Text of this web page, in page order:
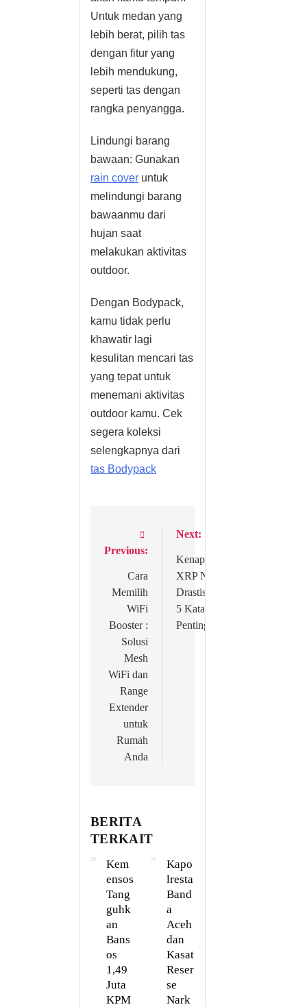
Untuk medan yang
lebih berat, pilih tas
dengan fitur yang
lebih mendukung,
seperti tas dengan
rangka penyangga.
Lindungi barang
bawaan: Gunakan
rain cover untuk
melindungi barang
bawaanmu dari
hujan saat
melakukan aktivitas
outdoor.
Dengan Bodypack,
kamu tidak perlu
khawatir lagi
kesulitan mencari tas
yang tepat untuk
menemani aktivitas
outdoor kamu. Cek
segera koleksi
selengkapnya dari
tas Bodypack
navigation
Previous:
Cara
Memilih
WiFi
Booster :
Solusi
Mesh
WiFi dan
Range
Extender
untuk
Rumah
Anda
Next:
Kenapa
XRP Naik
Drastis? Ini
5 Katalis
Pentingnya!
BERITA
TERKAIT
Kem
ensos
Tang
guhk
an
Bans
os
1,49
Juta
KPM
Kapo
lresta
Band
a
Aceh
dan
Kasat
Reser
se
Nark